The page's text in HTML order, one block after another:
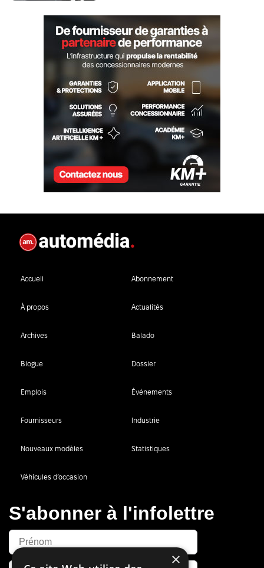
Accueil Abonnement
À propos Actualités
Archives Balado
Blogue Dossier
Emplois Événements
Fournisseurs Industrie
Nouveaux modèles Statistiques
Véhicules d’occasion
S'abonner à l'infolettre
×